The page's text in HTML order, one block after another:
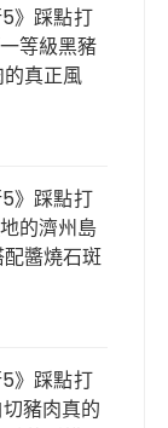
》踩點打
第一等級黑豬
真正風
》踩點打
道地的濟州島
醬燒石斑
》踩點打
切豬肉真的